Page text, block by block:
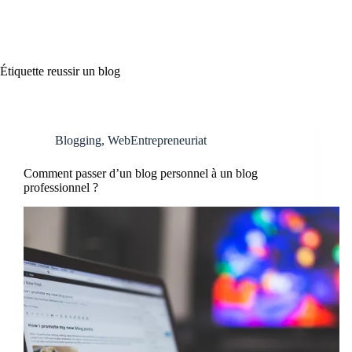
Étiquette reussir un blog
Blogging, WebEntrepreneuriat
Comment passer d’un blog personnel à un blog
professionnel ?